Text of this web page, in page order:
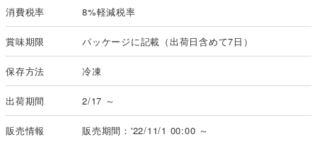
消費税率 8%軽減税率
賞味期限 パッケージに記載（出荷日含めて7日）
保存方法 冷凍
出荷期間 2/17 ～
販売情報 販売期間：'22/11/1 00:00 ～